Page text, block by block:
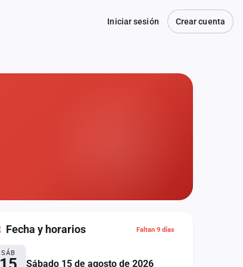
Iniciar sesión Crear cuenta
Fecha y horarios Faltan 9 días
SÁB
Sábado 15 de agosto de 2026